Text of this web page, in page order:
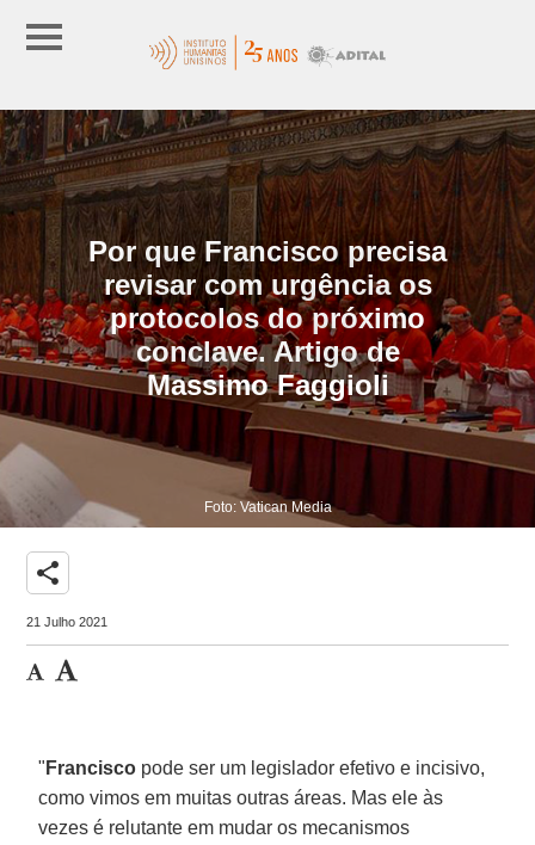
Por que Francisco precisa
revisar com urgência os
protocolos do próximo
conclave. Artigo de
Massimo Faggioli
Foto: Vatican Media
share
21 Julho 2021
" Francisco pode ser um legislador efetivo e incisivo,
como vimos em muitas outras áreas. Mas ele às
vezes é relutante em mudar os mecanismos